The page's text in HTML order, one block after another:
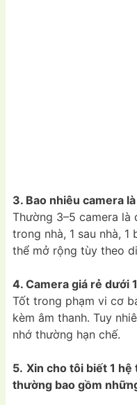
3. Bao nhiêu camera
Thường 3–5 camera là
trong nhà, 1 sau nhà,
thể mở rộng tùy theo
4. Camera giá rẻ dưới
Tốt trong phạm vi cơ
kèm âm thanh. Tuy
nhớ thường hạn chế.
5. Xin cho tôi biết 1
thường bao gồm